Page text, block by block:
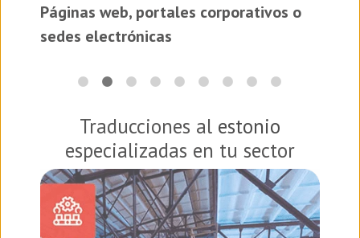
Páginas web, portales corporativos o
sedes electrónicas
Traducciones al estonio
especializadas en tu sector